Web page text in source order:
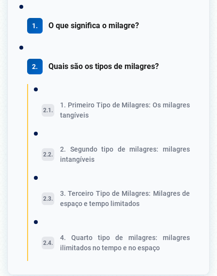
O que significa o milagre?
Quais são os tipos de milagres?
1. Primeiro Tipo de Milagres: Os milagres
tangíveis
2. Segundo tipo de milagres: milagres
intangíveis
3. Terceiro Tipo de Milagres: Milagres de
espaço e tempo limitados
4. Quarto tipo de milagres: milagres
ilimitados no tempo e no espaço